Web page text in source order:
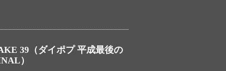
39（ダイポプ 平成最後の
）